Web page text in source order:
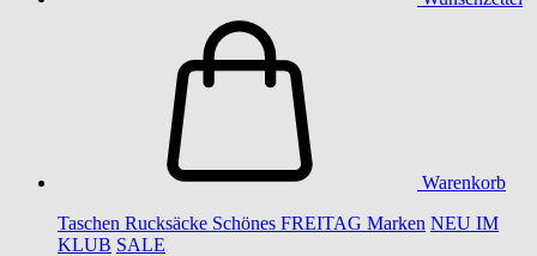
Warenkorb
Taschen Rucksäcke Schönes FREITAG Marken NEU IM
KLUB SALE